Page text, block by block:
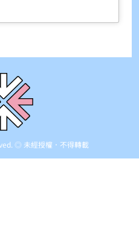
◎ 未經授權．不得轉載